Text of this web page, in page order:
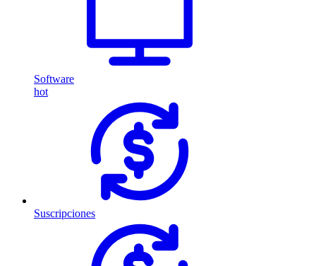
Software
hot
Suscripciones